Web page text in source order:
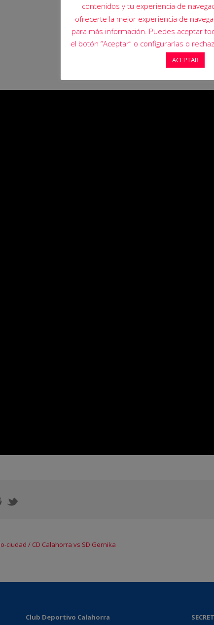
/ CD Calahorra vs SD Gernika
Club Deportivo Calahorra
contenidos y tu experiencia de
ofrecerte la mejor experiencia de
para más información. Puedes aceptar
el botón “Aceptar” o configurarlas o
ACEPTAR